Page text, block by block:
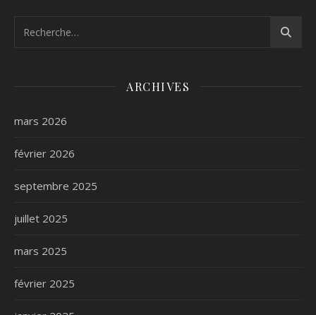
ARCHIVES
mars 2026
février 2026
septembre 2025
juillet 2025
mars 2025
février 2025